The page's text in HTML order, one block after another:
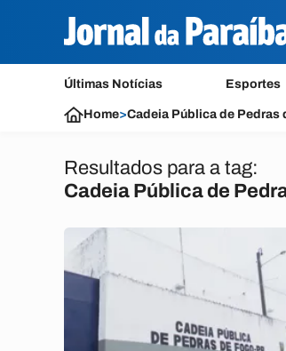
Últimas Notícias Esportes
Home>Cadeia Pública de Pedras
Resultados para a tag:
Cadeia Pública de